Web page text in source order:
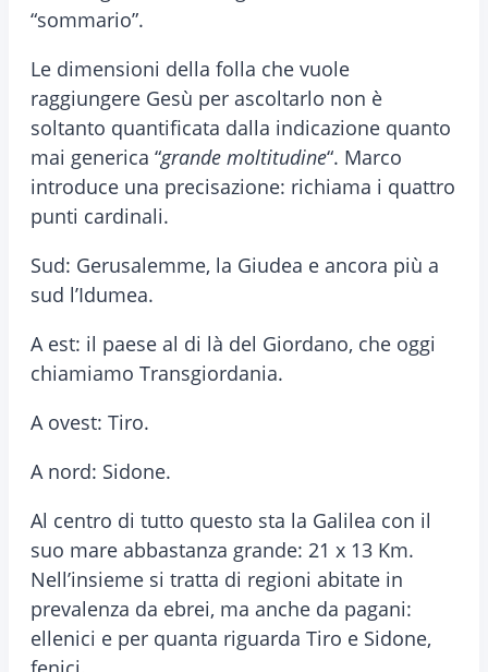
“sommario”.
Le dimensioni della folla che vuole
raggiungere Gesù per ascoltarlo non è
soltanto quantificata dalla indicazione quanto
mai generica “grande moltitudine“. Marco
introduce una precisazione: richiama i quattro
punti cardinali.
Sud: Gerusalemme, la Giudea e ancora più a
sud l’Idumea.
A est: il paese al di là del Giordano, che oggi
chiamiamo Transgiordania.
A ovest: Tiro.
A nord: Sidone.
Al centro di tutto questo sta la Galilea con il
suo mare abbastanza grande: 21 x 13 Km.
Nell’insieme si tratta di regioni abitate in
prevalenza da ebrei, ma anche da pagani:
ellenici e per quanta riguarda Tiro e Sidone,